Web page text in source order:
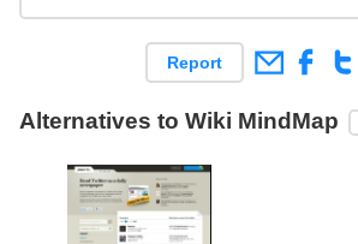
Report
Alternatives to Wiki MindMap